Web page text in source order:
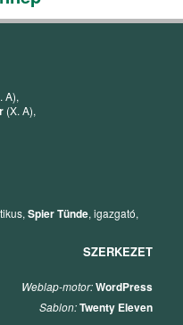
A),
(X. A),
Spier Tünde, igazgató,
SZERKEZET
Weblap-motor:WordPress
Sablon:Twenty Eleven